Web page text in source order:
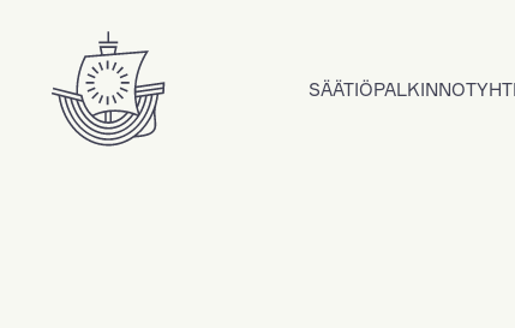
SÄÄTIÖPALKINNOT